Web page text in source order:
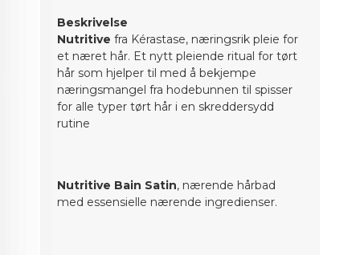
Beskrivelse
Nutritive fra Kérastase, næringsrik pleie for
et næret hår. Et nytt pleiende ritual for tørt
hår som hjelper til med å bekjempe
næringsmangel fra hodebunnen til spisser
for alle typer tørt hår i en skreddersydd
rutine
Nutritive Bain Satin, nærende hårbad
med essensielle nærende ingredienser.